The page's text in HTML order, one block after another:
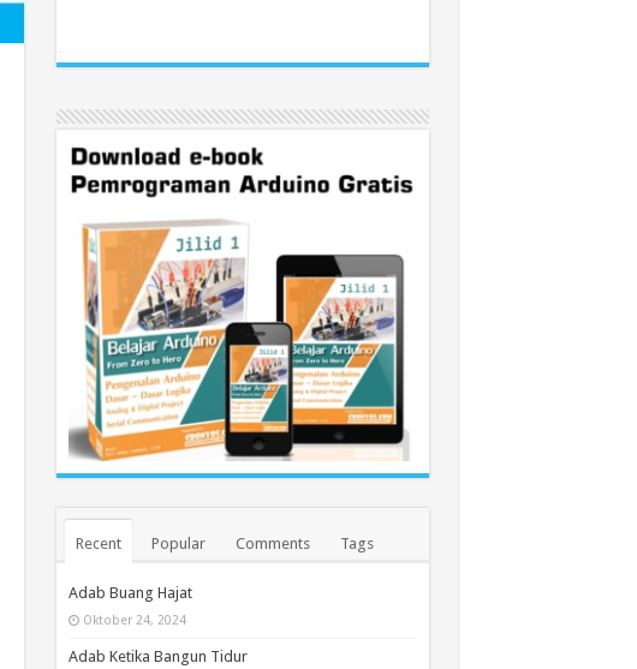
Recent Popular Comments Tags
Adab Buang Hajat
Oktober 24, 2024
Adab Ketika Bangun Tidur